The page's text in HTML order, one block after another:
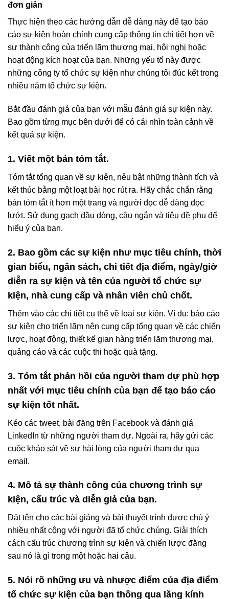
đơn giản
Thực hiện theo các hướng dẫn dễ dàng này để tạo báo
cáo sự kiện hoàn chỉnh cung cấp thông tin chi tiết hơn về
sự thành công của triển lãm thương mại, hội nghị hoặc
hoạt động kích hoạt của bạn. Những yếu tố này được
những công ty tổ chức sự kiện như chúng tôi đúc kết trong
nhiều năm tổ chức sự kiện.
Bắt đầu đánh giá của bạn với mẫu đánh giá sự kiện này.
Bao gồm từng mục bên dưới để có cái nhìn toàn cảnh về
kết quả sự kiện.
1. Viết một bản tóm tắt.
Tóm tắt tổng quan về sự kiện, nêu bật những thành tích và
kết thúc bằng một loạt bài học rút ra. Hãy chắc chắn rằng
bản tóm tắt ít hơn một trang và người đọc dễ dàng đọc
lướt. Sử dụng gạch đầu dòng, câu ngắn và tiêu đề phụ để
hiểu ý của bạn.
2. Bao gồm các sự kiện như mục tiêu chính, thời
gian biểu, ngân sách, chi tiết địa điểm, ngày/giờ
diễn ra sự kiện và tên của người tổ chức sự
kiện, nhà cung cấp và nhân viên chủ chốt.
Thêm vào các chi tiết cụ thể về loại sự kiện. Ví dụ: báo cáo
sự kiện cho triển lãm nên cung cấp tổng quan về các chiến
lược, hoạt động, thiết kế gian hàng triển lãm thương mại,
quảng cáo và các cuộc thi hoặc quà tặng.
3. Tóm tắt phản hồi của người tham dự phù hợp
nhất với mục tiêu chính của bạn để tạo báo cáo
sự kiện tốt nhất.
Kéo các tweet, bài đăng trên Facebook và đánh giá
LinkedIn từ những người tham dự. Ngoài ra, hãy gửi các
cuộc khảo sát về sự hài lòng của người tham dự qua
email.
4. Mô tả sự thành công của chương trình sự
kiện, cấu trúc và diễn giả của bạn.
Đặt tên cho các bài giảng và bài thuyết trình được chú ý
nhiều nhất cộng với người đã tổ chức chúng. Giải thích
cách cấu trúc chương trình sự kiện và chiến lược đằng
sau nó là gì trong một hoặc hai câu.
5. Nói rõ những ưu và nhược điểm của địa điểm
tổ chức sự kiện của bạn thông qua lăng kính